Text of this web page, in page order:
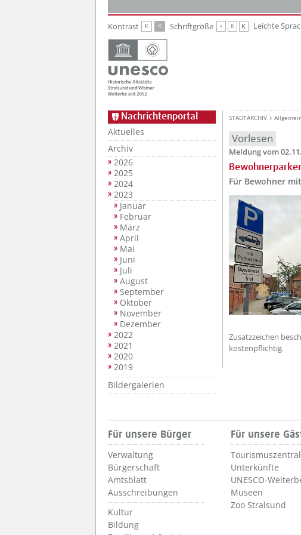
Kontrast K K Schriftgröße K K K Leichte
Nachrichtenportal
Aktuelles
Archiv
2026
2025
2024
2023
Januar
Februar
März
April
Mai
Juni
Juli
August
September
Oktober
November
Dezember
2022
2021
2020
2019
Bildergalerien
STADTARCHIV
Vorlesen
Meldung vom
Für Bewohner
Zusatzzeichen
kostenpflichtig.
Für unsere Bürger
Verwaltung
Bürgerschaft
Amtsblatt
Ausschreibungen
Kultur
Bildung
Für unsere
Unterkünfte
UNESCO-
Museen
Zoo Stralsund